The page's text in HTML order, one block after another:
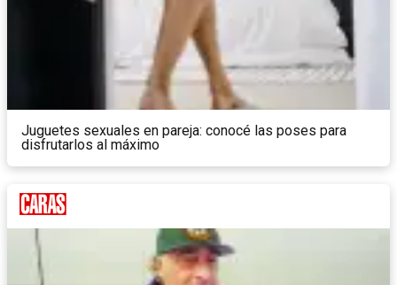
Juguetes sexuales en pareja: conocé las poses para
disfrutarlos al máximo